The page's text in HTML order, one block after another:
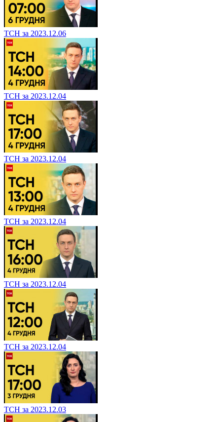
ТСН за 2023.12.06
ТСН за 2023.12.04
ТСН за 2023.12.04
ТСН за 2023.12.04
ТСН за 2023.12.04
ТСН за 2023.12.04
ТСН за 2023.12.03